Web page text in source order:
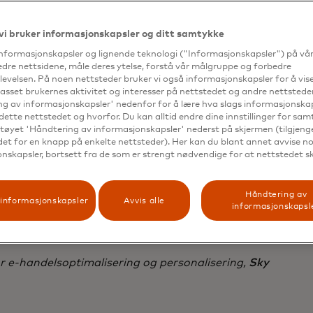
og NowTV) i fem regioner: Storbritannia, Irland, Italia,
Yield lar teamet vårt ta risikoer og
AI-drevne personaliserings- og
raskt
selv uten mye utviklingsressurser.»
har skalert og sett suksess i fem
e-handelsoptimalisering og personalisering, Sky
bruker informasjonskapsler og ditt samtykke
og lignende teknologi ("Informasjonskapsler") på
nettsidene, måle deres ytelse, forstå vår målgruppe og forbedre
På noen nettsteder bruker vi også informasjonskapsler for å
brukernes aktivitet og interesser på nettstedet og andre
av informasjonskapsler' nedenfor for å lære hva slags
nettstedet og hvorfor. Du kan alltid endre dine innstillinger for
'Håndtering av informasjonskapsler' nederst på skjermen
for en knapp på enkelte nettsteder). Her kan du blant annet avvise
bortsett fra de som er strengt nødvendige for at nettstedet
Avvis alle
Håndtering av